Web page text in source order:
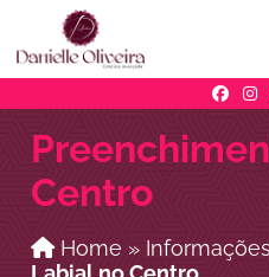
Centro
Home » Informações